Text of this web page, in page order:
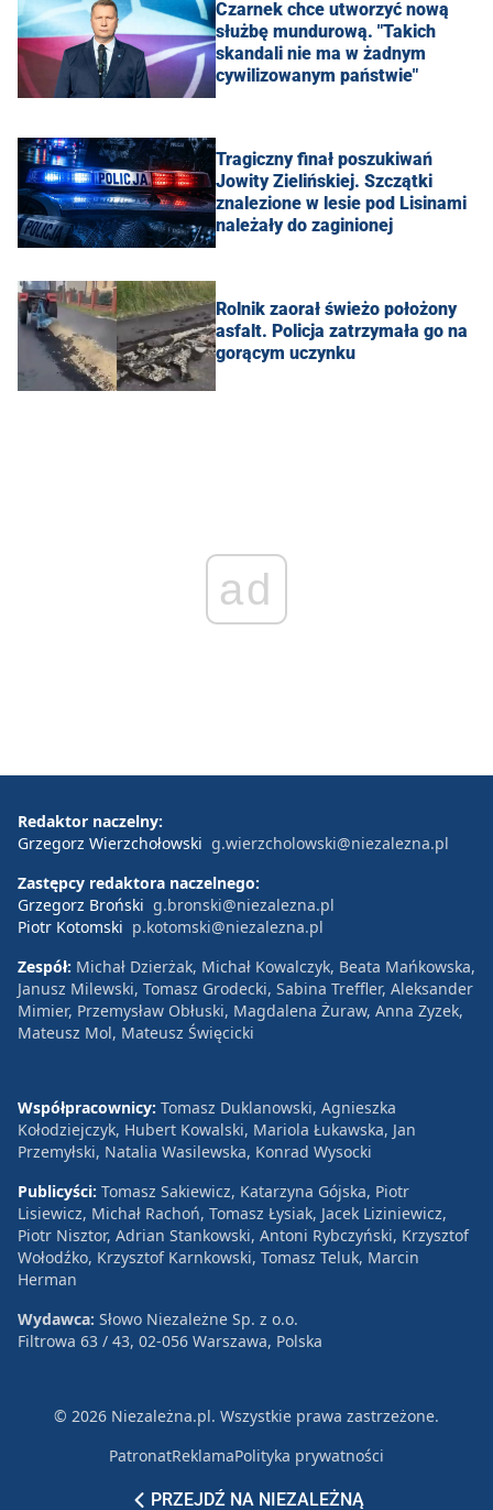
Czarnek chce utworzyć nową
służbę mundurową. "Takich
skandali nie ma w żadnym
cywilizowanym państwie"
Tragiczny finał poszukiwań
Jowity Zielińskiej. Szczątki
znalezione w lesie pod Lisinami
należały do zaginionej
Rolnik zaorał świeżo położony
asfalt. Policja zatrzymała go na
gorącym uczynku
ad
PRZEJDŹ NA NIEZALEŻNĄ
Redaktor naczelny:
Grzegorz Wierzchołowski g.wierzcholowski@niezalezna.pl
Zastępcy redaktora naczelnego:
Grzegorz Broński g.bronski@niezalezna.pl
Piotr Kotomski p.kotomski@niezalezna.pl
Zespół: Michał Dzierżak, Michał Kowalczyk, Beata Mańkowska,
Janusz Milewski, Tomasz Grodecki, Sabina Treffler, Aleksander
Mimier, Przemysław Obłuski, Magdalena Żuraw, Anna Zyzek,
Mateusz Mol, Mateusz Święcicki
Współpracownicy: Tomasz Duklanowski, Agnieszka
Kołodziejczyk, Hubert Kowalski, Mariola Łukawska, Jan
Przemyłski, Natalia Wasilewska, Konrad Wysocki
Publicyści: Tomasz Sakiewicz, Katarzyna Gójska, Piotr
Lisiewicz, Michał Rachoń, Tomasz Łysiak, Jacek Liziniewicz,
Piotr Nisztor, Adrian Stankowski, Antoni Rybczyński, Krzysztof
Wołodźko, Krzysztof Karnkowski, Tomasz Teluk, Marcin
Herman
Wydawca: Słowo Niezależne Sp. z o.o.
Filtrowa 63 / 43, 02-056 Warszawa, Polska
© 2026 Niezależna.pl. Wszystkie prawa zastrzeżone.
PatronatReklamaPolityka prywatności